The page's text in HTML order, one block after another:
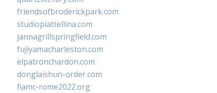
friendsofbroderickpark.com
studiopiattellina.com
jannagrillspringfield.com
fujiyamacharleston.com
elpatronchardon.com
donglaishun-order.com
fiamc-rome2022.org